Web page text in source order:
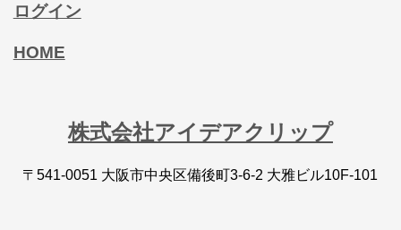
ログイン
HOME
株式会社アイデアクリップ
〒541-0051 大阪市中央区備後町3-6-2 大雅ビル10F-101